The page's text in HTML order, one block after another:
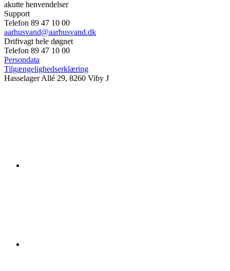
akutte henvendelser
Support
Telefon 89 47 10 00
aarhusvand@aarhusvand.dk
Driftvagt hele døgnet
Telefon 89 47 10 00
Persondata
Tilgængelighedserklæring
Hasselager Allé 29, 8260 Viby J